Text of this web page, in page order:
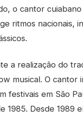
o cantor
ritmos nacionais,
a realização do
musical. O cantor
festivais em São
1985. Desde 1989